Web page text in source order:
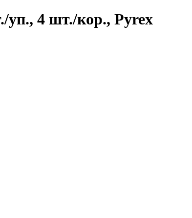
уп., 4 шт./кор., Pyrex